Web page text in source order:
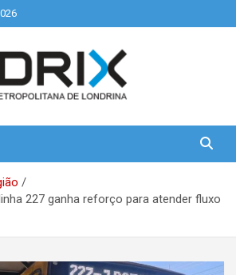
227 ganha reforço para atender fluxo